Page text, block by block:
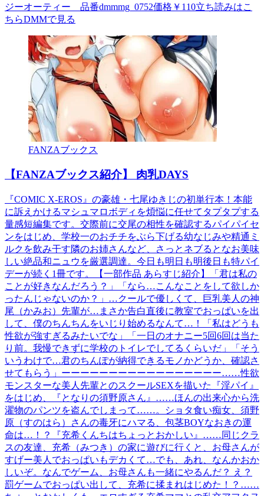
ジーオーティー 品番dmmmg_0752価格￥110立ち読みはこ
ちらDMMで見る
FANZAブックス
【FANZAブックス紹介】 肉乳DAYS
『COMIC X-EROS』の豪雄・七尾ゆきじの初単行本！本能
に訴えかけるマシュマロボディを煩悩に任せてタプタプする
量感短編集です。交際前に交尾の相性を確認するパイパイセ
ンをはじめ、学校一のおチチをぶら下げる幼なじみや精通ミ
ルクを飲み干す隣のお姉さんなど、さっとネブるとなお美味
しい絶品和ニュウを厳選調達。今日も明日も明後日も特パイ
デーが続く1冊です。【一部作品 あらすじ紹介】「君は私の
ことが好きなんだろう？」「なら…こんなことをして欲しか
ったんじゃないのか？」…クールで優しくて、巨乳美人の神
尾（かみお）先輩が…まさか告白直後に教室でおっぱいを出
して、僕のちんちんをいじり始めるなんて…！「私はどうも
性欲が強すぎるみたいでな」「一日のオナニー5回6回は当た
り前。我慢できずに学校のトイレでしてるくらいだ」「そう
いうわけで…君のちんぽが納得できるモノかどうか、確認さ
せてもらう」ーーーーーーーーーーーーーーーーー……性欲
モンスターな美人先輩とのスクールSEXを描いた『淫パイ』
をはじめ、『となりの須野原さん』……ほんの出来心から洗
濯物のパンツを盗んでしまって……。ショタ食い痴女、須野
原（すのはら）さんの毒牙にハマる、包茎BOYなおきの運
命は…！？『充希くんちはちょっとおかしい』……同じクラ
スの友達、充希（みつき）の家に遊びに行くと、お母さんが
すげー美人でおっぱいもデカくて…でも、あれ、なんかおか
しいぞ。なんでゲーム、お母さんも一緒にやるんだ？ え？
罰ゲームでおっぱい出して、充希に揉まれはじめた！？……